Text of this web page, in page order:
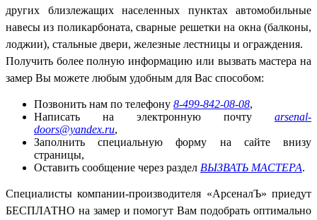
других близлежащих населенных пунктах автомобильные
навесы из поликарбоната, сварные решетки на окна (балконы,
лоджии), стальные двери, железные лестницы и ограждения.
Получить более полную информацию или вызвать мастера на
замер Вы можете любым удобным для Вас способом:
Позвонить нам по телефону 8-499-842-08-08,
Написать на электронную почту arsenal-
doors@yandex.ru,
Заполнить специальную форму на сайте внизу
страницы,
Оставить сообщение через раздел ВЫЗВАТЬ МАСТЕРА.
Специалисты компании-производителя «АрсеналЪ» приедут
БЕСПЛАТНО на замер и помогут Вам подобрать оптимально